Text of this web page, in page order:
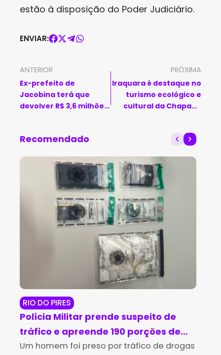
estão à disposição do Poder Judiciário.
ENVIAR:
ANTERIOR
Ex-prefeito de
Jacobina terá que
devolver R$ 3,6 milhões
PRÓXIMA
Iraquara é destaque no
turismo ecológico e
cultural da Chapada
Recomendado
RIO DO PIRES
Polícia Militar prende suspeito de
tráfico e apreende 190 porções de
cocaína em Rio do Pires
Um homem foi preso por tráfico de drogas